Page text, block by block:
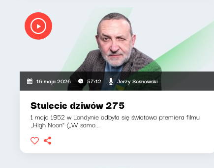
16 maja 2026 57:12 Jerzy Sosnowski
Stulecie dziwów 275
1 maja 1952 w Londynie odbyła się światowa premiera filmu
„High Noon” („W samo...